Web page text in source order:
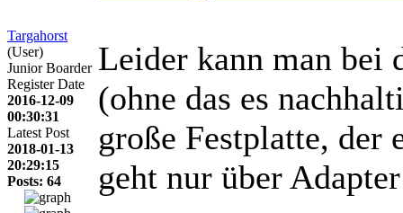
Targahorst
(User)
Junior Boarder
Register Date
2016-12-09
00:30:31
Latest Post
2018-01-13
20:29:15
Posts: 64
Leider kann man bei
(ohne das es
große Festplatte, der
geht nur über